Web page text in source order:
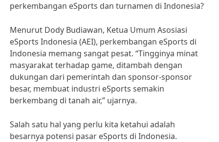
perkembangan eSports dan turnamen di Indonesia?
Menurut Dody Budiawan, Ketua Umum Asosiasi
eSports Indonesia (AEI), perkembangan eSports di
Indonesia memang sangat pesat. “Tingginya minat
masyarakat terhadap game, ditambah dengan
dukungan dari pemerintah dan sponsor-sponsor
besar, membuat industri eSports semakin
berkembang di tanah air,” ujarnya.
Salah satu hal yang perlu kita ketahui adalah
besarnya potensi pasar eSports di Indonesia.